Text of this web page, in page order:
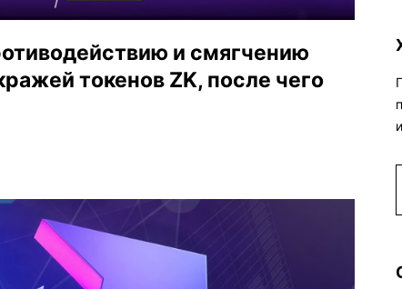
и смягчению
токенов ZK, после чего